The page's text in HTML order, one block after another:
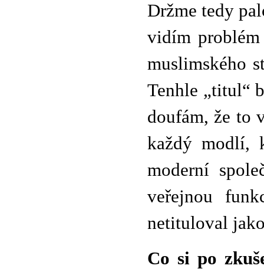
Držme tedy
vidím
muslimského
Tenhle „titul“
doufám, že to
každý modlí,
moderní
veřejnou
netituloval
Co si po